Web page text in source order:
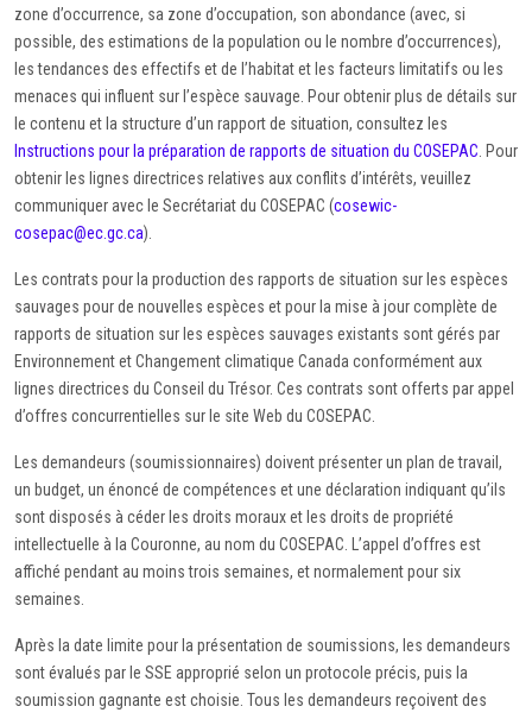
zone d’occurrence, sa zone d’occupation, son abondance (avec, si
possible, des estimations de la population ou le nombre d’occurrences),
les tendances des effectifs et de l’habitat et les facteurs limitatifs ou les
menaces qui influent sur l’espèce sauvage. Pour obtenir plus de détails sur
le contenu et la structure d’un rapport de situation, consultez les
Instructions pour la préparation de rapports de situation du COSEPAC. Pour
obtenir les lignes directrices relatives aux conflits d’intérêts, veuillez
communiquer avec le Secrétariat du COSEPAC (cosewic-
cosepac@ec.gc.ca).
Les contrats pour la production des rapports de situation sur les espèces
sauvages pour de nouvelles espèces et pour la mise à jour complète de
rapports de situation sur les espèces sauvages existants sont gérés par
Environnement et Changement climatique Canada conformément aux
lignes directrices du Conseil du Trésor. Ces contrats sont offerts par appel
d’offres concurrentielles sur le site Web du COSEPAC.
Les demandeurs (soumissionnaires) doivent présenter un plan de travail,
un budget, un énoncé de compétences et une déclaration indiquant qu’ils
sont disposés à céder les droits moraux et les droits de propriété
intellectuelle à la Couronne, au nom du COSEPAC. L’appel d’offres est
affiché pendant au moins trois semaines, et normalement pour six
semaines.
Après la date limite pour la présentation de soumissions, les demandeurs
sont évalués par le SSE approprié selon un protocole précis, puis la
soumission gagnante est choisie. Tous les demandeurs reçoivent des